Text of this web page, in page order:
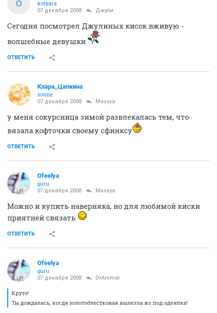
O kotyara
07 декабря 2008 Джули
Сегодня посмотрел Джулиных кисок вживую -
волшебные девушки
ОТВЕТИТЬ
Клара_Цапкина
sonne
07 декабря 2008 Massya
у меня сокурсница зимой развлекалась тем, что
вязала кофточки своему сфинксу
ОТВЕТИТЬ
Ofeelya
guru
07 декабря 2008 Massya
Можно и купить наверняка, но для любимой киски
приятней связать
ОТВЕТИТЬ
Ofeelya
guru
07 декабря 2008 DrAnimal
Круто!
Ты дождалась, когда золотоблестковая вылезла из под одеялка!